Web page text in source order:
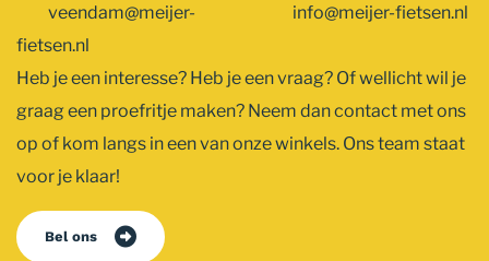
veendam@meijer-
fietsen.nl
info@meijer-fietsen.nl
Heb je een interesse? Heb je een vraag? Of wellicht wil je
graag een proefritje maken? Neem dan contact met ons
op of kom langs in een van onze winkels. Ons team staat
voor je klaar!
Bel ons